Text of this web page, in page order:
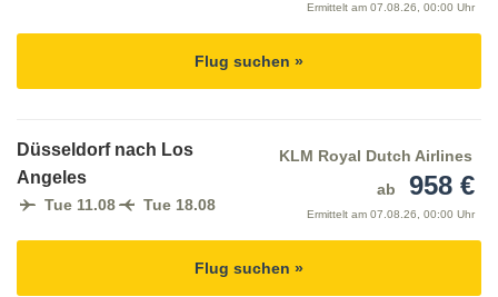
Ermittelt am 07.08.26, 00:00 Uhr
Flug suchen »
Düsseldorf nach Los
Angeles
Tue 11.08 Tue 18.08
KLM Royal Dutch Airlines
ab
958 €
Ermittelt am 07.08.26, 00:00 Uhr
Flug suchen »